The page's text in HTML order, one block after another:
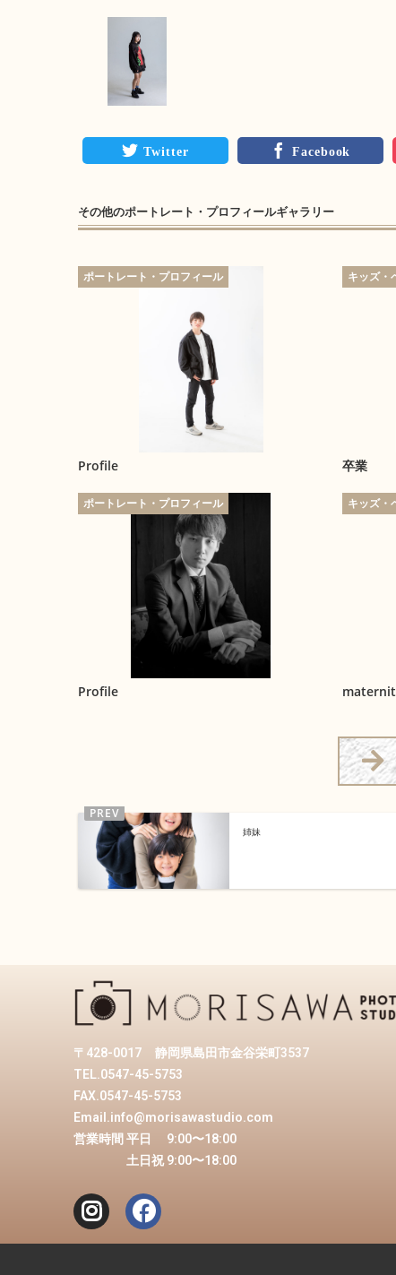
Twitter Facebook
その他のポートレート・プロフィールギャラリー
ポートレート・プロフィール
Profile
キッズ・
卒業
ポートレート・プロフィール
Profile
キッズ・
姉妹
〒428-0017
静岡県島田市金谷栄町3537
TEL.0547-45-5753
FAX.0547-45-5753
Email.info@morisawastudio.com
営業時間 平日 9:00〜18:00
土日祝 9:00〜18:00